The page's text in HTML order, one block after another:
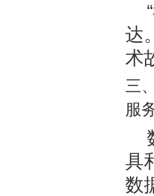
达
术
三
服
具
数